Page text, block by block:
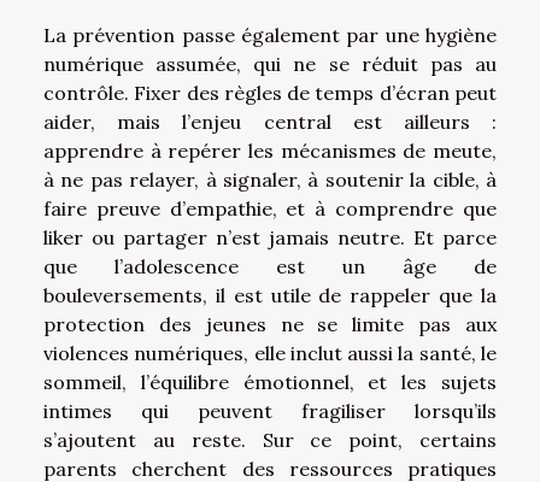
La prévention passe également par une hygiène
numérique assumée, qui ne se réduit pas au
contrôle. Fixer des règles de temps d’écran peut
aider, mais l’enjeu central est ailleurs :
apprendre à repérer les mécanismes de meute,
à ne pas relayer, à signaler, à soutenir la cible, à
faire preuve d’empathie, et à comprendre que
liker ou partager n’est jamais neutre. Et parce
que l’adolescence est un âge de
bouleversements, il est utile de rappeler que la
protection des jeunes ne se limite pas aux
violences numériques, elle inclut aussi la santé, le
sommeil, l’équilibre émotionnel, et les sujets
intimes qui peuvent fragiliser lorsqu’ils
s’ajoutent au reste. Sur ce point, certains
parents cherchent des ressources pratiques